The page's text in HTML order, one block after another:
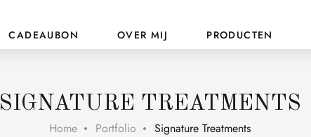
CADEAUBON OVER MIJ PRODUCTEN
SIGNATURE TREATMENTS
Home Portfolio Signature Treatments